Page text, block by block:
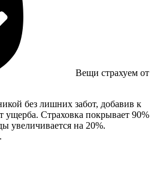
Вещи страхуем от
без лишних забот, добавив к
ущерба. Страховка покрывает 90%
увеличивается на 20%.
.